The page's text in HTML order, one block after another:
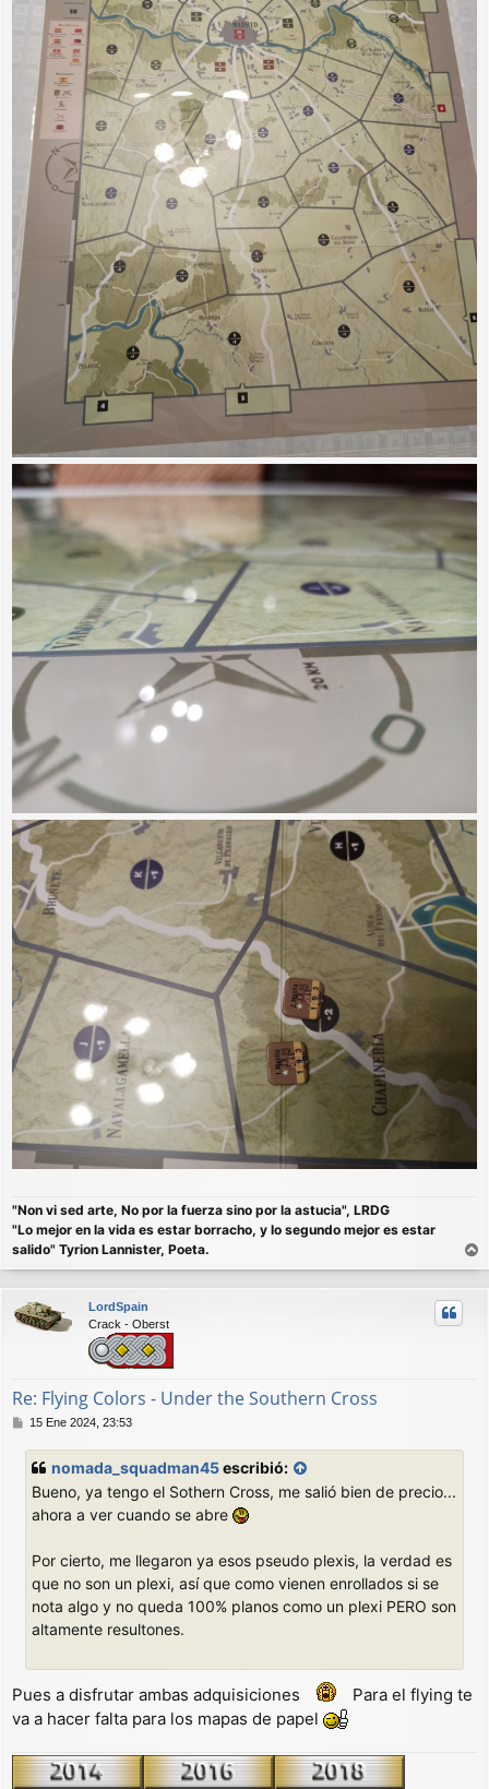
"Non vi sed arte, No por la fuerza sino por la astucia", LRDG
"Lo mejor en la vida es estar borracho, y lo segundo mejor es estar
salido" Tyrion Lannister, Poeta.
r
r
LordSpain
Crack - Oberst
Re: Flying Colors - Under the Southern Cross
M15 Ene 2024, 23:53
nomada_squadman45escribió:
Bueno, ya tengo el Sothern Cross, me salió bien de precio...
ahora a ver cuando se abre
Por cierto, me llegaron ya esos pseudo plexis, la verdad es
que no son un plexi, así que como vienen enrollados si se
nota algo y no queda 100% planos como un plexi PERO son
altamente resultones.
Pues a disfrutar ambas adquisiciones
Para el flying te
va a hacer falta para los mapas de papel